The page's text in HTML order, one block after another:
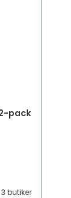
pack
3 butiker